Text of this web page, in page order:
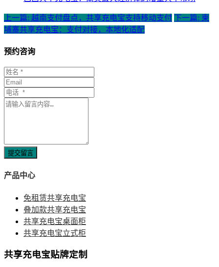
上一篇: 越南支付盘点，共享充电宝支持移动支付 下一篇: 柬
埔寨共享充电宝：支付对接，本地化适配
预约咨询
提交留言
产品中心
免租赁共享充电宝
叠加款共享充电宝
共享充电宝桌面柜
共享充电宝立式柜
共享充电宝贴牌定制